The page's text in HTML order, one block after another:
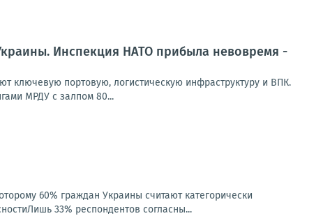
Инспекция НАТО прибыла невовремя -
ключевую портовую, логистическую инфраструктуру и ВПК.
МРДУ с залпом 80...
60% граждан Украины считают категорически
33% респондентов согласны...